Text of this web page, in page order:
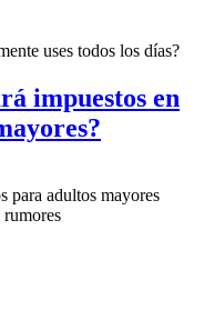
uses todos los días?
impuestos en
para adultos mayores